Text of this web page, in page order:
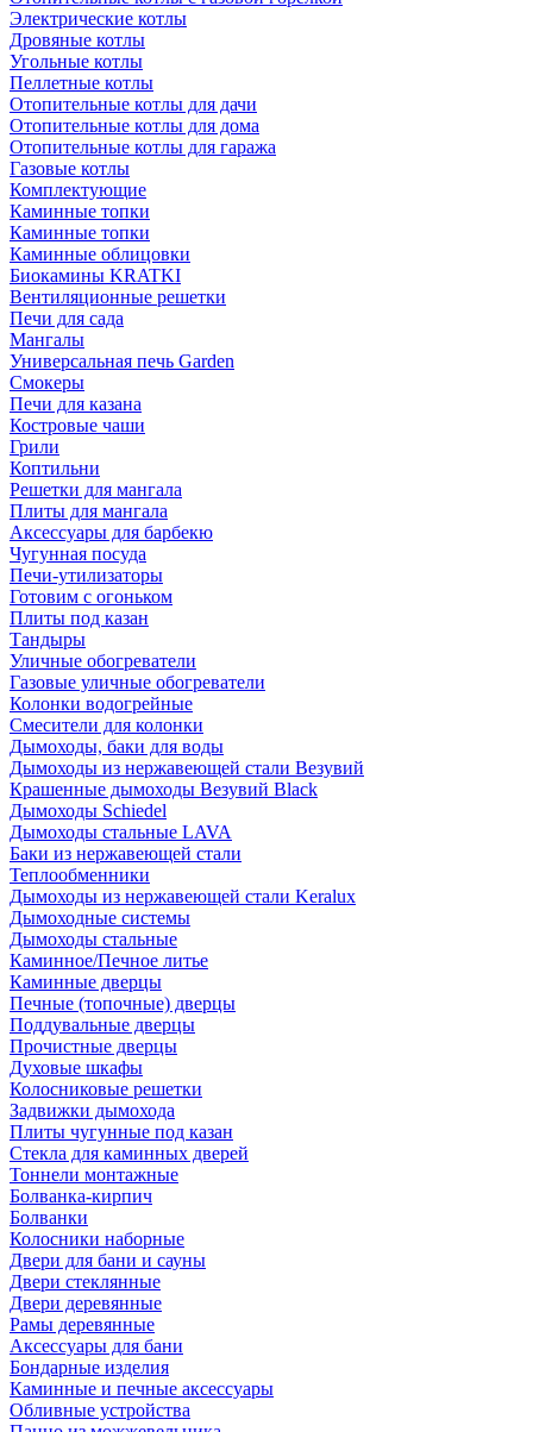
Электрические котлы
Дровяные котлы
Угольные котлы
Пеллетные котлы
Отопительные котлы для дачи
Отопительные котлы для дома
Отопительные котлы для гаража
Газовые котлы
Комплектующие
Каминные топки
Каминные топки
Каминные облицовки
Биокамины KRATKI
Вентиляционные решетки
Печи для сада
Мангалы
Универсальная печь Garden
Смокеры
Печи для казана
Костровые чаши
Грили
Коптильни
Решетки для мангала
Плиты для мангала
Аксессуары для барбекю
Чугунная посуда
Печи-утилизаторы
Готовим с огоньком
Плиты под казан
Тандыры
Уличные обогреватели
Газовые уличные обогреватели
Колонки водогрейные
Смесители для колонки
Дымоходы, баки для воды
Дымоходы из нержавеющей стали Везувий
Крашенные дымоходы Везувий Black
Дымоходы Schiedel
Дымоходы стальные LAVA
Баки из нержавеющей стали
Теплообменники
Дымоходы из нержавеющей стали Keralux
Дымоходные системы
Дымоходы стальные
Каминное/Печное литье
Каминные дверцы
Печные (топочные) дверцы
Поддувальные дверцы
Прочистные дверцы
Духовые шкафы
Колосниковые решетки
Задвижки дымохода
Плиты чугунные под казан
Стекла для каминных дверей
Тоннели монтажные
Болванка-кирпич
Болванки
Колосники наборные
Двери для бани и сауны
Двери стеклянные
Двери деревянные
Рамы деревянные
Аксессуары для бани
Бондарные изделия
Каминные и печные аксессуары
Обливные устройства